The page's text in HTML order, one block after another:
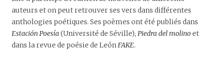
auteurs et on peut retrouver ses vers dans différentes
anthologies poétiques. Ses poèmes ont été publiés dans
Estación Poesía(Université de Séville), Piedra del molinoet
dans la revue de poésie de LeónFAKE.